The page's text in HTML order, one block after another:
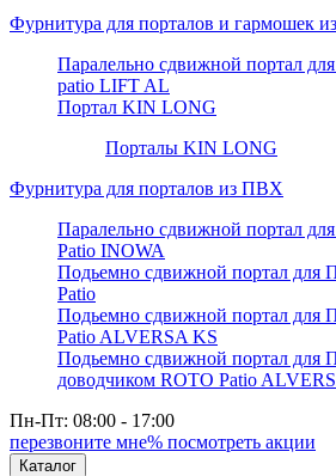
Фурнитура для порталов и гармошек
Паралельно сдвижной портал
patio LIFT AL
Портал KIN LONG
Порталы KIN LONG
Фурнитура для порталов из ПВХ
Паралельно сдвижной портал
Patio INOWA
Подьемно сдвижной портал для
Patio
Подьемно сдвижной портал для
Patio ALVERSA KS
Подьемно сдвижной портал для
доводчиком ROTO Patio
Пн-Пт: 08:00 - 17:00
перезвоните мне% посмотреть акции
Каталог